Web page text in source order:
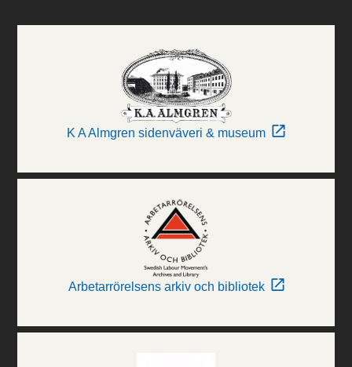
K A Almgren sidenväveri & museum
Arbetarrörelsens arkiv och bibliotek